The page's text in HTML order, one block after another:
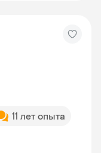
11 лет опыта